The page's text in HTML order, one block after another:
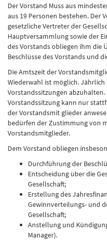
Der Vorstand Muss aus
aus 19 Personen bestehen. Der
gesetzliche Vertreter der
Hauptversammlung sowie der
des Vorstands obliegen ihm die
Beschlüsse des Vorstands und
Die Amtszeit der
Wiederwahl ist möglich.
Vorstandssitzungen abzuhalten.
Vorstandssitzung kann nur
der Vorstandsmit glieder
bedürfen der Zustimmung von
Vorstandsmitglieder.
Dem Vorstand obliegen
Durchführung der
Entscheidung über die
Gesellschaft;
Erstellung des
Gewinnverteilungs- und
Gesellschaft;
Anstellung und
Manager).